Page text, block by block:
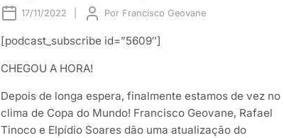
17/11/2022 Por Francisco Geovane
[podcast_subscribe id=”5609″]
CHEGOU A HORA!
Depois de longa espera, finalmente estamos de vez no
clima de Copa do Mundo! Francisco Geovane, Rafael
Tinoco e Elpídio Soares dão uma atualização do